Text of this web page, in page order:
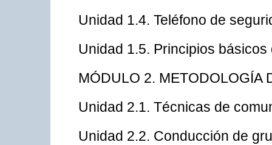
Unidad 1.4. Teléfono de
Unidad 1.5. Principios
MÓDULO 2. METODOLOGÍA
Unidad 2.1. Técnicas de
Unidad 2.2. Conducción de